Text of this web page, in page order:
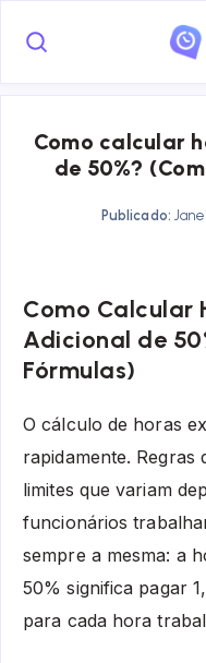
Como calcular
de 50%?
Publicado:
Como Calcular
Adicional de
Fórmulas)
O cálculo de horas
rapidamente. Regras
limites que variam
funcionários
sempre a mesma: a
50% significa pagar
para cada hora